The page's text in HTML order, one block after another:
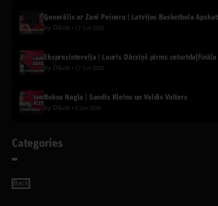
Ģenerālis ar Žani Peineru | Latvijas Basketbola
by Dāvis 17 Jun 2026
Ekspresintervija | Lauris Dārziņš pirms ceturtdaļfināla
by Dāvis 17 Jun 2026
Boksa Nagla | Sandis Kleins un Valdis Valters
by Dāvis 9 Jun 2026
Categories
Back